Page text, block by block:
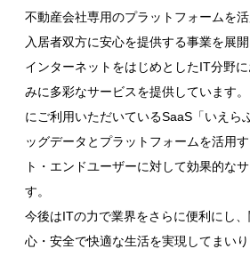
不動産会社専用のプラットフォームを
入居者双方に安心を提供する事業を展開
インターネットをはじめとしたIT分野
みに多彩なサービスを提供しています
にご利用いただいているSaaS「いえら
ッグデータとプラットフォームを活用
ト・エンドユーザーに対して効果的な
す。
今後はITの力で業界をさらに便利にし
心・安全で快適な生活を実現してまいり